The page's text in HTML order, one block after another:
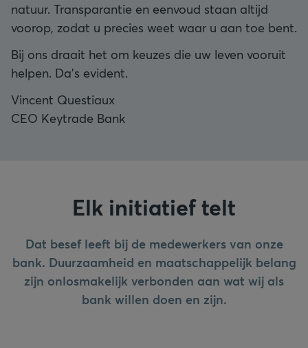
natuur. Transparantie en eenvoud staan altijd
voorop, zodat u precies weet waar u aan toe bent.
Bij ons draait het om keuzes die uw leven vooruit
helpen. Da’s evident.
Vincent Questiaux
CEO Keytrade Bank
Elk initiatief telt
Dat besef leeft bij de medewerkers van onze
bank. Duurzaamheid en maatschappelijk belang
zijn onlosmakelijk verbonden aan wat wij als
bank willen doen en zijn.